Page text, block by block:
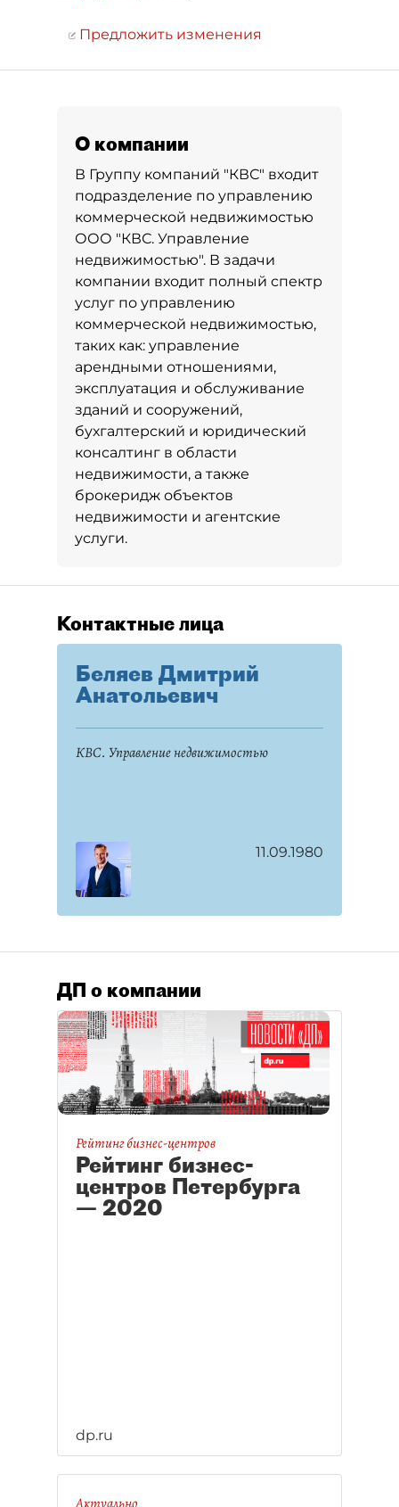
Предложить изменения
О компании
В Группу компаний "КВС" входит
подразделение по управлению
коммерческой недвижимостью
ООО "КВС. Управление
недвижимостью". В задачи
компании входит полный спектр
услуг по управлению
коммерческой недвижимостью,
таких как: управление
арендными отношениями,
эксплуатация и обслуживание
зданий и сооружений,
бухгалтерский и юридический
консалтинг в области
недвижимости, а также
брокеридж объектов
недвижимости и агентские
услуги.
Контактные лица
Беляев Дмитрий
Анатольевич
КВС. Управление недвижимостью
11.09.1980
ДП о компании
Рейтинг бизнес-центров
Рейтинг бизнес-
центров Петербурга
— 2020
dp.ru